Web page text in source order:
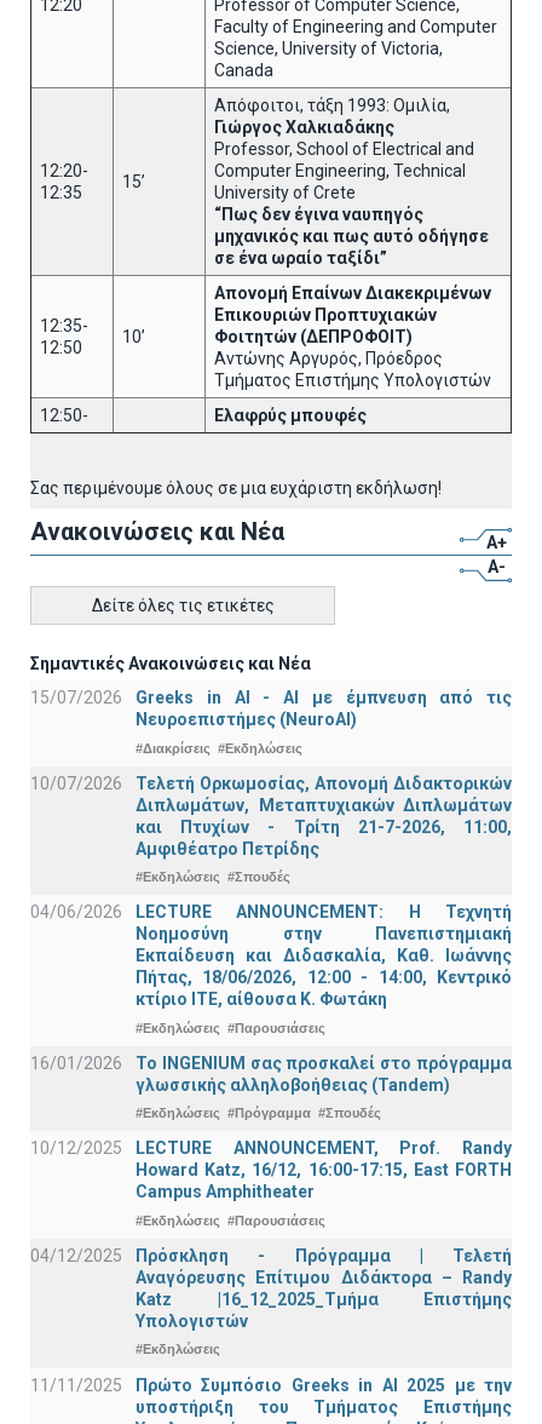
12:20
Professor of Computer Science,
Faculty of Engineering and Computer
Science, University of Victoria,
Canada
12:20-
12:35
15’
Απόφοιτοι, τάξη 1993: Ομιλία,
Γιώργος Χαλκιαδάκης
Professor, School of Electrical and
Computer Engineering, Technical
University of Crete
“Πως δεν έγινα ναυπηγός
μηχανικός και πως αυτό οδήγησε
σε ένα ωραίο ταξίδι”
12:35-
12:50
10’
Απονομή Επαίνων Διακεκριμένων
Επικουριών Προπτυχιακών
Φοιτητών (ΔΕΠΡΟΦΟΙΤ)
Αντώνης Αργυρός, Πρόεδρος
Τμήματος Επιστήμης Υπολογιστών
12:50-
Ελαφρύς μπουφές
Σας περιμένουμε όλους σε μια ευχάριστη εκδήλωση!
Ανακοινώσεις και Νέα
A+
A-
Δείτε όλες τις ετικέτες
Σημαντικές Ανακοινώσεις και Νέα
15/07/2026
Greeks in AI - ΑΙ με έμπνευση από τις
Νευροεπιστήμες (NeuroAI)
#Διακρίσεις #Εκδηλώσεις
10/07/2026
Τελετή Ορκωμοσίας, Απονομή Διδακτορικών
Διπλωμάτων, Μεταπτυχιακών Διπλωμάτων
και Πτυχίων - Τρίτη 21-7-2026, 11:00,
Αμφιθέατρο Πετρίδης
#Εκδηλώσεις #Σπουδές
04/06/2026
LECTURE ANNOUNCEMENT: Η Τεχνητή
Νοημοσύνη στην Πανεπιστημιακή
Εκπαίδευση και Διδασκαλία, Καθ. Ιωάννης
Πήτας, 18/06/2026, 12:00 - 14:00, Κεντρικό
κτίριο ΙΤΕ, αίθουσα Κ. Φωτάκη
#Εκδηλώσεις #Παρουσιάσεις
16/01/2026
Το INGENIUM σας προσκαλεί στο πρόγραμμα
γλωσσικής αλληλοβοήθειας (Tandem)
#Εκδηλώσεις #Πρόγραμμα #Σπουδές
10/12/2025
LECTURE ANNOUNCEMENT, Prof. Randy
Howard Katz, 16/12, 16:00-17:15, East FORTH
Campus Amphitheater
#Εκδηλώσεις #Παρουσιάσεις
04/12/2025
Πρόσκληση - Πρόγραμμα | Τελετή
Αναγόρευσης Επίτιμου Διδάκτορα – Randy
Katz |16_12_2025_Τμήμα Επιστήμης
Υπολογιστών
#Εκδηλώσεις
11/11/2025
Πρώτο Συμπόσιο Greeks in AI 2025 με την
υποστήριξη του Τμήματος Επιστήμης